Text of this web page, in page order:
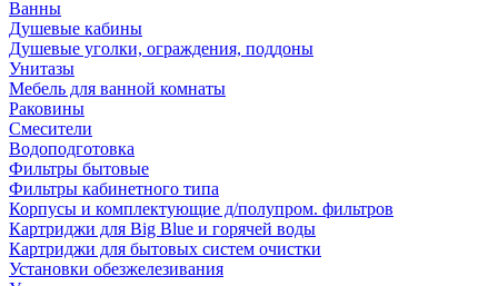
Ванны
Душевые кабины
Душевые уголки, ограждения, поддоны
Унитазы
Мебель для ванной комнаты
Раковины
Смесители
Водоподготовка
Фильтры бытовые
Фильтры кабинетного типа
Корпусы и комплектующие д/полупром. фильтров
Картриджи для Big Blue и горячей воды
Картриджи для бытовых систем очистки
Установки обезжелезивания